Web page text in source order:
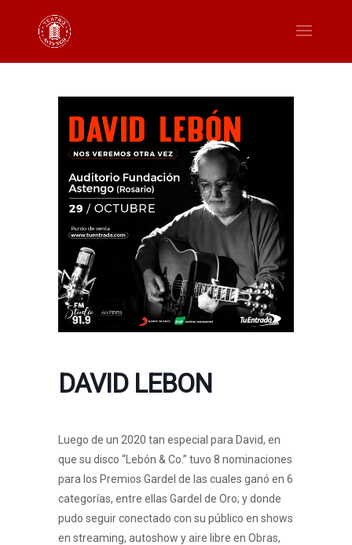
DAVID LEBON
Luego de un 2020 tan especial para David, en
que su disco “Lebón & Co.” tuvo 8 nominaciones
para los Premios Gardel de las cuales ganó en 6
categorías, entre ellas Gardel de Oro; y donde
pudo seguir conectado con su público en shows
en streaming, autoshow y aire libre en Obras,